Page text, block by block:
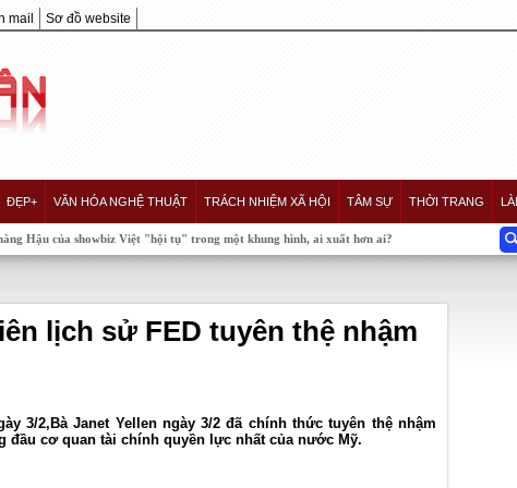
mail Sơ đồ website
ĐẸP+ VĂN HÓA NGHỆ THUẬT TRÁCH NHIỆM XÃ HỘI TÂM SỰ THỜI TRANG
Việt "hội tụ" trong một khung hình, ai xuất hơn ai?
lịch sử FED tuyên thệ nhậm
3/2,Bà Janet Yellen ngày 3/2 đã chính thức tuyên thệ nhậm
đầu cơ quan tài chính quyền lực nhất của nước Mỹ.